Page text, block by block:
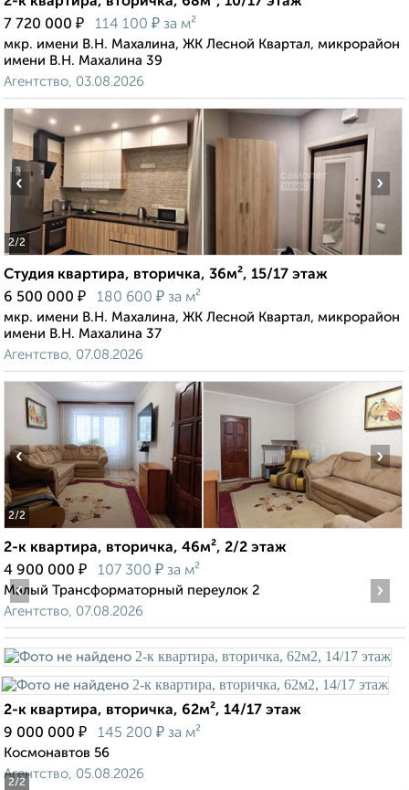
7 720 000 ₽ 114 100 ₽ за м²
мкр. имени В.Н. Махалина, ЖК Лесной Квартал, микрорайон
имени В.Н. Махалина 39
Агентство, 03.08.2026
2/2
‹ ›
Студия квартира, вторичка, 36м², 15/17 этаж
6 500 000 ₽ 180 600 ₽ за м²
мкр. имени В.Н. Махалина, ЖК Лесной Квартал, микрорайон
имени В.Н. Махалина 37
Агентство, 07.08.2026
2/2
‹ ›
2-к квартира, вторичка, 46м², 2/2 этаж
4 900 000 ₽ 107 300 ₽ за м²
Малый Трансформаторный переулок 2
Агентство, 07.08.2026
2/2
‹ ›
2-к квартира, вторичка, 62м², 14/17 этаж
9 000 000 ₽ 145 200 ₽ за м²
Космонавтов 56
Агентство, 05.08.2026